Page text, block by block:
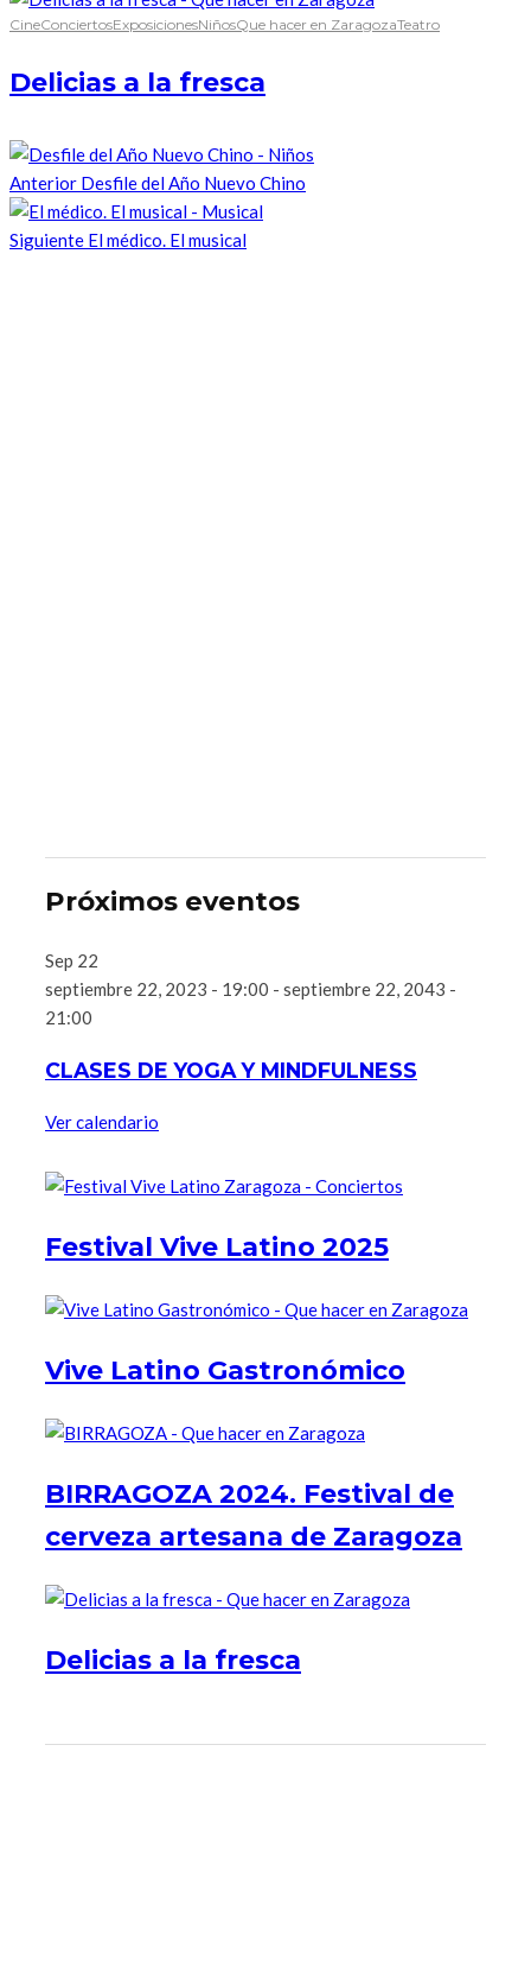
CineConciertosExposicionesNiñosQue hacer en ZaragozaTeatro
Delicias a la fresca
Anterior Desfile del Año Nuevo Chino
Siguiente El médico. El musical
Próximos eventos
Sep 22
septiembre 22, 2023 - 19:00 - septiembre 22, 2043 -
21:00
CLASES DE YOGA Y MINDFULNESS
Ver calendario
Festival Vive Latino 2025
Vive Latino Gastronómico
BIRRAGOZA 2024. Festival de
cerveza artesana de Zaragoza
Delicias a la fresca